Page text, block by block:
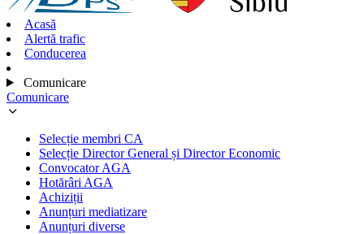
Acasă
Alertă trafic
Conducerea
Comunicare
Comunicare
Selecție membri CA
Selecție Director General și Director Economic
Convocator AGA
Hotărâri AGA
Achiziții
Anunțuri mediatizare
Anunțuri diverse